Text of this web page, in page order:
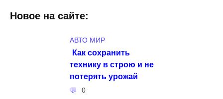
Новое на сайте:
АВТО МИР
Как сохранить
технику в строю и не
потерять урожай
0